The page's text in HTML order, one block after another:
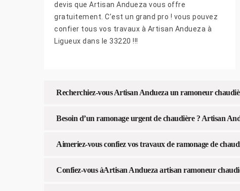
devis que Artisan Andueza vous offre
gratuitement. C’est un grand pro ! vous pouvez
confier tous vos travaux à Artisan Andueza à
Ligueux dans le 33220 !!!
Recherchiez-vous Artisan Andueza un ramoneur
Besoin d’un ramonage urgent de chaudière ? Artisan
Aimeriez-vous confiez vos travaux de ramonage de
Confiez-vous àArtisan Andueza artisan ramoneur